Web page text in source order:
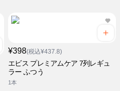
¥398(税込¥437.8)
エビス プレミアムケア 7列レギュ
ラー ふつう
1本